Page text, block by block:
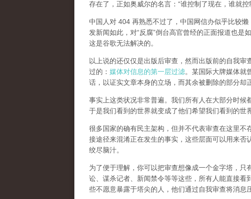
存在了，正如奥威尔的名言：“谁控制了现在，谁就
中国人对 404 再熟悉不过了，中国网信办似乎比较
发新闻如此，对“反腐”倒台高官曾经的正面报道也是
这是谷歌无法解决的。
以上说的还仅仅是出版后审查，然而出版前的自我审
过的： 媒体对信息的第一层过滤。某国际大牌媒体就
话，以证实文章本身的立场，而其余被删除的部分却
事实上这类状况非常普遍。我们所有人在大部分时候
于是我们看到的世界就变成了他们希望我们看到的世界
很多国家的确有民主架构，但并不代表审查在这里
接途径来混淆正在发生的事实，这些层面可以用来
绞尽脑汁。
为了便于理解，你可以把审查想像成一个金字塔，
讼、谋杀记者、新闻禁令等等这些，所有人能直接
些不愿意暴露于塔尖的人，他们通过自我审查将消息